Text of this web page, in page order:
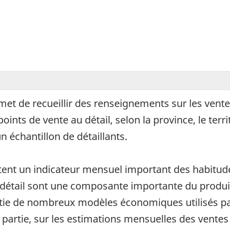
de recueillir des renseignements sur les
de vente au détail, selon la province, le
échantillon de détaillants.
un indicateur mensuel important des
sont une composante importante du
de nombreux modèles économiques utilisés
sur les estimations mensuelles des